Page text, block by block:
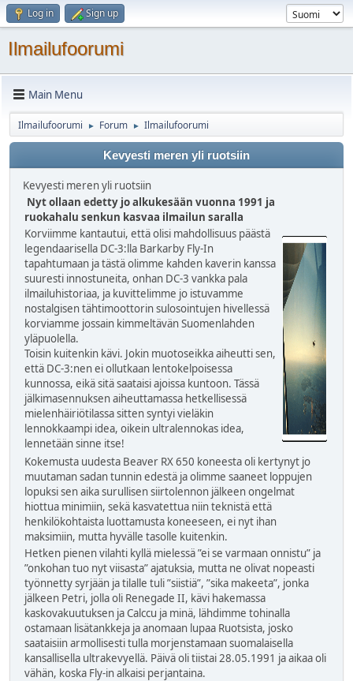
Log in Sign up
Ilmailufoorumi
Main Menu
Ilmailufoorumi ► Forum ► Ilmailufoorumi
Kevyesti meren yli ruotsiin
Kevyesti meren yli ruotsiin
Nyt ollaan edetty jo alkukesään vuonna 1991 ja
ruokahalu senkun kasvaa ilmailun saralla
Korviimme kantautui, että olisi mahdollisuus päästä
legendaarisella DC-3:lla Barkarby Fly-In
tapahtumaan ja tästä olimme kahden kaverin kanssa
suuresti innostuneita, onhan DC-3 vankka pala
ilmailuhistoriaa, ja kuvittelimme jo istuvamme
nostalgisen tähtimoottorin sulosointujen hivellessä
korviamme jossain kimmeltävän Suomenlahden
yläpuolella.
Toisin kuitenkin kävi. Jokin muotoseikka aiheutti sen,
että DC-3:nen ei ollutkaan lentokelpoisessa
kunnossa, eikä sitä saataisi ajoissa kuntoon. Tässä
jälkimasennuksen aiheuttamassa hetkellisessä
mielenhäiriötilassa sitten syntyi vieläkin
lennokkaampi idea, oikein ultralennokas idea,
lennetään sinne itse!
Kokemusta uudesta Beaver RX 650 koneesta oli kertynyt jo
muutaman sadan tunnin edestä ja olimme saaneet loppujen
lopuksi sen aika surullisen siirtolennon jälkeen ongelmat
hiottua minimiin, sekä kasvatettua niin teknistä että
henkilökohtaista luottamusta koneeseen, ei nyt ihan
maksimiin, mutta hyvälle tasolle kuitenkin.
Hetken pienen vilahti kyllä mielessä ”ei se varmaan onnistu” ja
”onkohan tuo nyt viisasta” ajatuksia, mutta ne olivat nopeasti
työnnetty syrjään ja tilalle tuli ”siistiä”, ”sika makeeta”, jonka
jälkeen Petri, jolla oli Renegade II, kävi hakemassa
kaskovakuutuksen ja Calccu ja minä, lähdimme tohinalla
ostamaan lisätankkeja ja anomaan lupaa Ruotsista, josko
saataisiin armollisesti tulla morjenstamaan suomalaisella
kansallisella ultrakevyellä. Päivä oli tiistai 28.05.1991 ja aikaa oli
vähän, koska Fly-in alkaisi perjantaina.